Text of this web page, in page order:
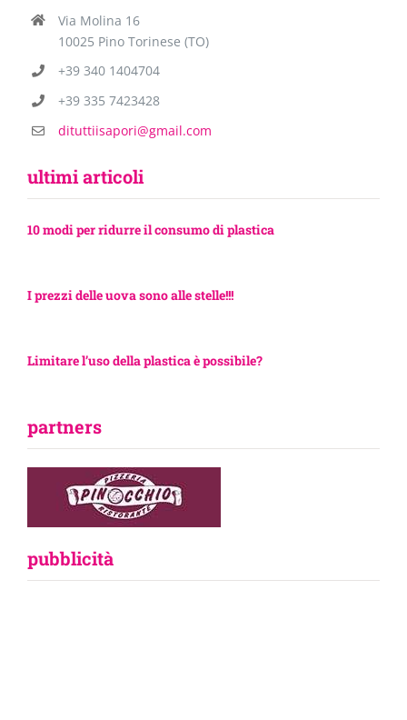
Via Molina 16
10025 Pino Torinese (TO)
+39 340 1404704
+39 335 7423428
dituttiisapori@gmail.com
ultimi articoli
10 modi per ridurre il consumo di plastica
I prezzi delle uova sono alle stelle!!!
Limitare l’uso della plastica è possibile?
partners
pubblicità